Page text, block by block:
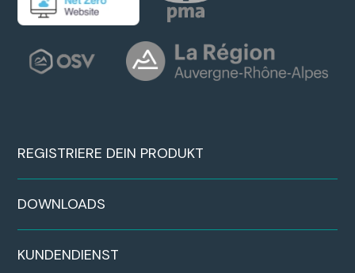
REGISTRIERE DEIN PRODUKT
DOWNLOADS
KUNDENDIENST